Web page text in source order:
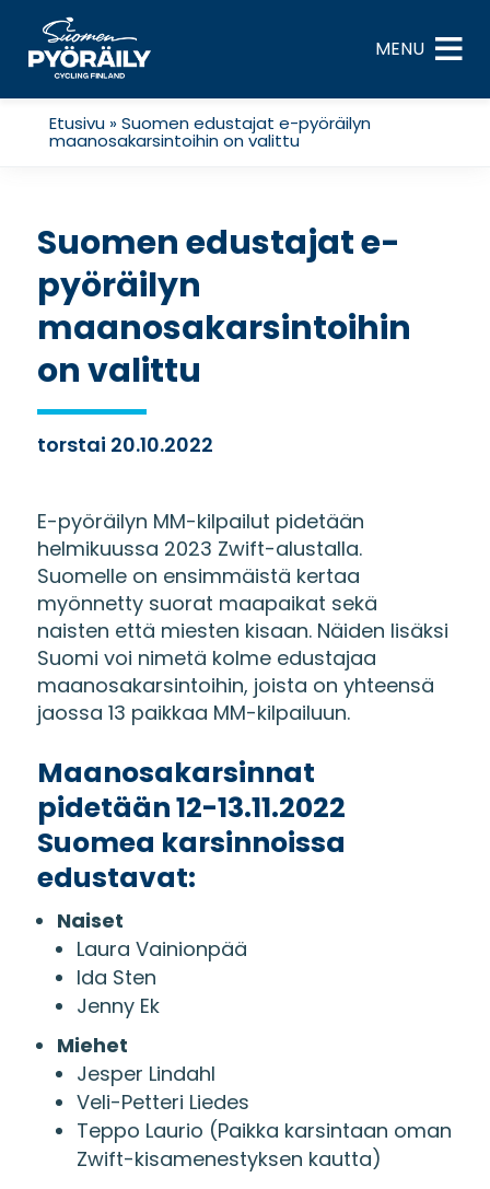
content
MENU
Etusivu»Suomen edustajat e-pyöräilyn
maanosakarsintoihin on valittu
Suomen edustajat e-
pyöräilyn
maanosakarsintoihin
on valittu
torstai 20.10.2022
E-pyöräilyn MM-kilpailut pidetään
helmikuussa 2023 Zwift-alustalla.
Suomelle on ensimmäistä kertaa
myönnetty suorat maapaikat sekä
naisten että miesten kisaan. Näiden lisäksi
Suomi voi nimetä kolme edustajaa
maanosakarsintoihin, joista on yhteensä
jaossa 13 paikkaa MM-kilpailuun.
Maanosakarsinnat
pidetään 12-13.11.2022
Suomea karsinnoissa
edustavat:
Naiset
Laura Vainionpää
Ida Sten
Jenny Ek
Miehet
Jesper Lindahl
Veli-Petteri Liedes
Teppo Laurio (Paikka karsintaan oman
Zwift-kisamenestyksen kautta)